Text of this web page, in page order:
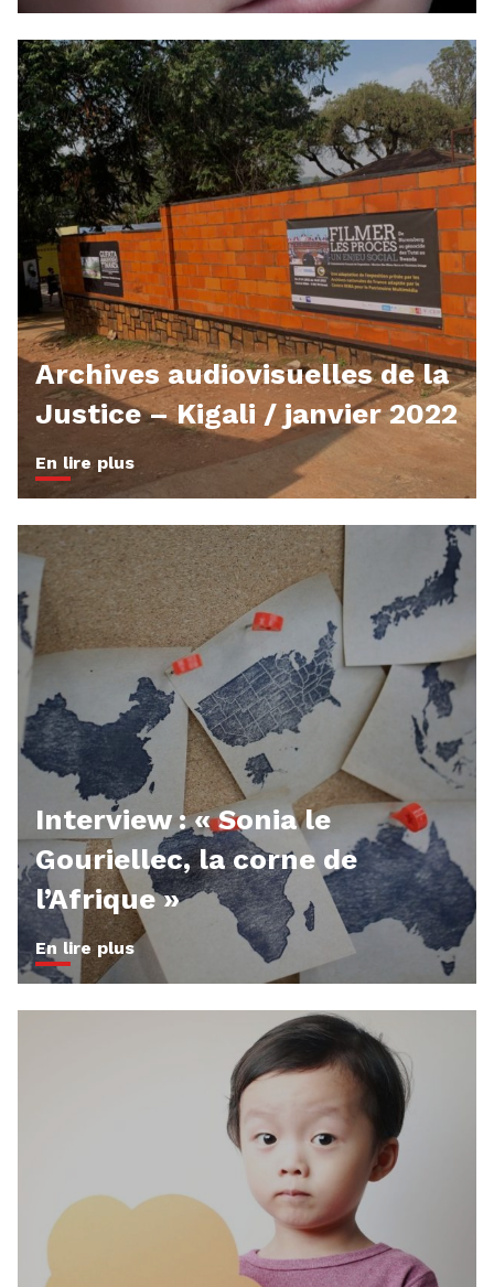
Archives audiovisuelles de la
Justice – Kigali / janvier 2022
En lire plus
Interview : « Sonia le
Gouriellec, la corne de
l’Afrique »
En lire plus